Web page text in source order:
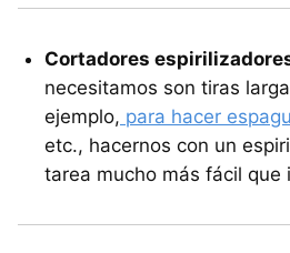
Cortadores
necesitamos son tiras
ejemplo, para hacer
etc., hacernos con un
tarea mucho más fácil que